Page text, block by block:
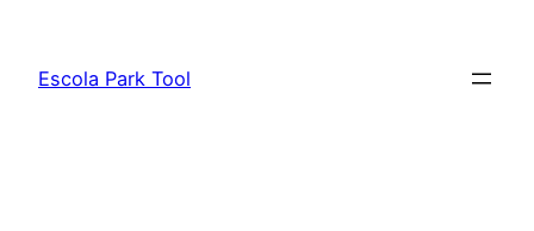
Escola Park Tool